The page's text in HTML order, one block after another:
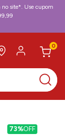
no site*. Use cupom
0
73%OFF